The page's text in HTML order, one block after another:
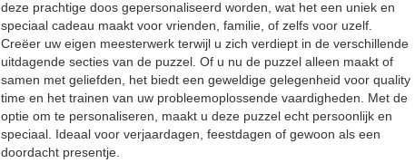
deze prachtige doos gepersonaliseerd worden, wat het een uniek en
speciaal cadeau maakt voor vrienden, familie, of zelfs voor uzelf.
Creëer uw eigen meesterwerk terwijl u zich verdiept in de verschillende
uitdagende secties van de puzzel. Of u nu de puzzel alleen maakt of
samen met geliefden, het biedt een geweldige gelegenheid voor quality
time en het trainen van uw probleemoplossende vaardigheden. Met de
optie om te personaliseren, maakt u deze puzzel echt persoonlijk en
speciaal. Ideaal voor verjaardagen, feestdagen of gewoon als een
doordacht presentje.